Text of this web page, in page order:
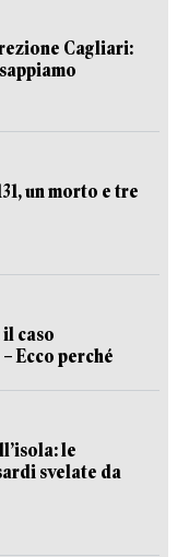
Cagliari:
un morto e tre
caso
Ecco perché
le
svelate da